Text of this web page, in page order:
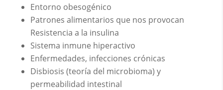
Entorno obesogénico
Patrones alimentarios que nos provocan
Resistencia a la insulina
Sistema inmune hiperactivo
Enfermedades, infecciones crónicas
Disbiosis (teoría del microbioma) y
permeabilidad intestinal